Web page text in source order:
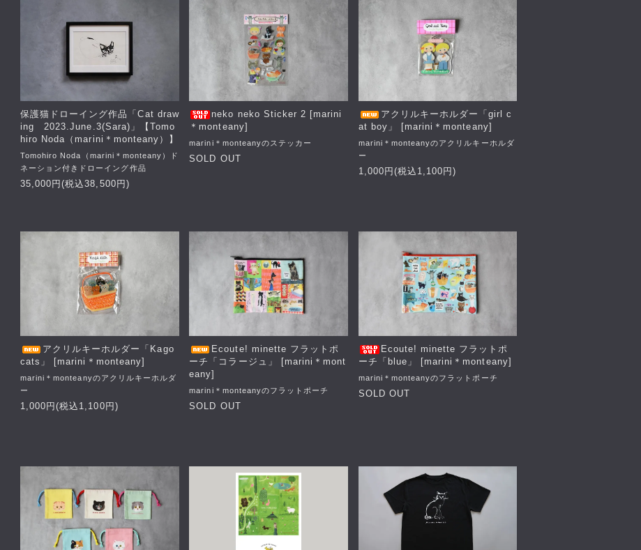
保護猫ドローイング作品「Cat draw
ing 2023.June.3(Sara)」【Tomo
hiro Noda（marini＊monteany）】
Tomohiro Noda（marini＊monteany）ド
ネーション付きドローイング作品
35,000円(税込38,500円)
neko neko Sticker 2 [marini
＊monteany]
marini＊monteanyのステッカー
SOLD OUT
アクリルキーホルダー「girl c
at boy」 [marini＊monteany]
marini＊monteanyのアクリルキーホルダ
ー
1,000円(税込1,100円)
アクリルキーホルダー「Kago
cats」 [marini＊monteany]
marini＊monteanyのアクリルキーホルダ
ー
1,000円(税込1,100円)
Ecoute! minette フラットポ
ーチ「コラージュ」 [marini＊mont
eany]
marini＊monteanyのフラットポーチ
SOLD OUT
Ecoute! minette フラットポ
ーチ「blue」 [marini＊monteany]
marini＊monteanyのフラットポーチ
SOLD OUT